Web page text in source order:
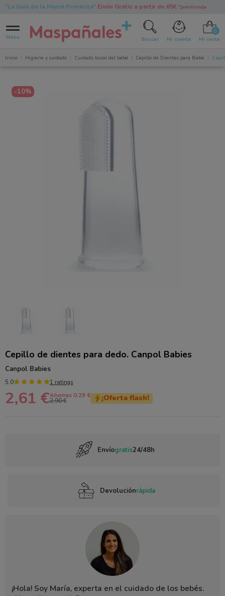
"La Guía de la Mamá Primeriza"Envío Gratis a partir de 65€ *península
Menu Buscar Mi cuenta Mi cesta
Inicio Higiene y cuidado Cuidado bucal del bebé Cepillo de Dientes para Bebé
-10%
Cepillo de dientes para dedo. Canpol Babies
Canpol Babies
5.0 1 ratings
2,61 €Ahorras 0.29 €
2,90 € ¡Oferta flash!
Envíogratis24/48h
Devoluciónrápida
¡Hola! Soy María, experta en el cuidado de los bebés.